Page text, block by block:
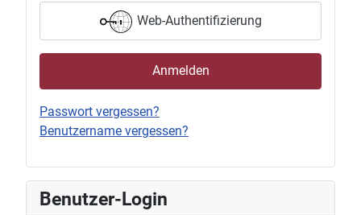
Web-Authentifizierung
Anmelden
Passwort vergessen?
Benutzername vergessen?
Benutzer-Login